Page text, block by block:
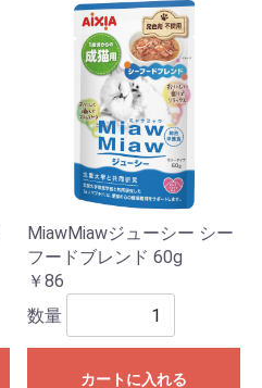
MiawMiawジューシー シー
フードブレンド 60g
￥86
数量
カートに入れる